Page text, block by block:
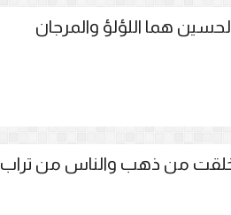
هما اللؤلؤ والمرجان
خلقت من ذهب والناس من تراب